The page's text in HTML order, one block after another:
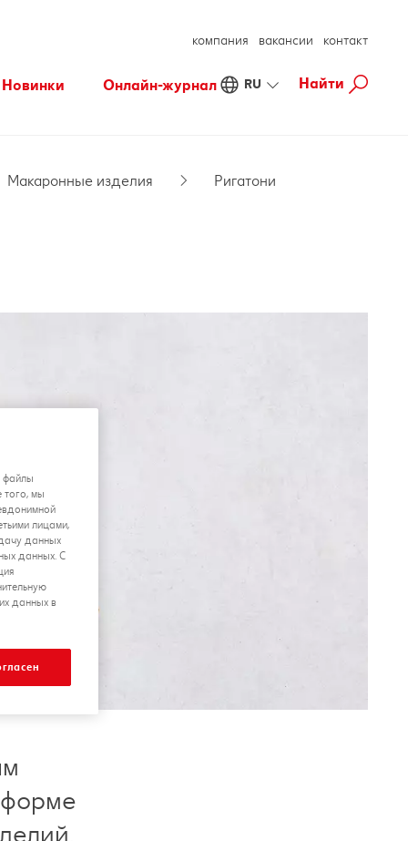
Новинки Онлайн-журнал
компания вакансии контакт
RU Найти
Макаронные изделия Ригатони
файлы
того, мы
лицами,
данных
данных. С
данных в